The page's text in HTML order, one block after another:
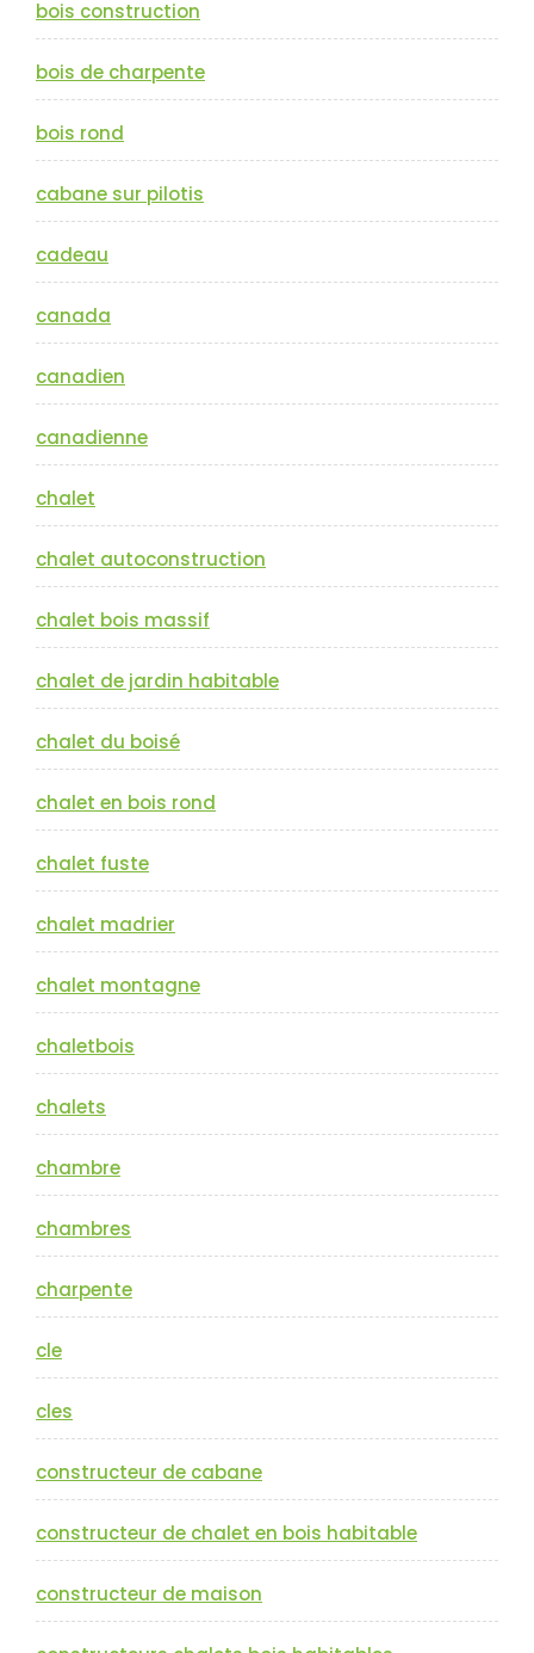
bois construction
bois de charpente
bois rond
cabane sur pilotis
cadeau
canada
canadien
canadienne
chalet
chalet autoconstruction
chalet bois massif
chalet de jardin habitable
chalet du boisé
chalet en bois rond
chalet fuste
chalet madrier
chalet montagne
chaletbois
chalets
chambre
chambres
charpente
cle
cles
constructeur de cabane
constructeur de chalet en bois habitable
constructeur de maison